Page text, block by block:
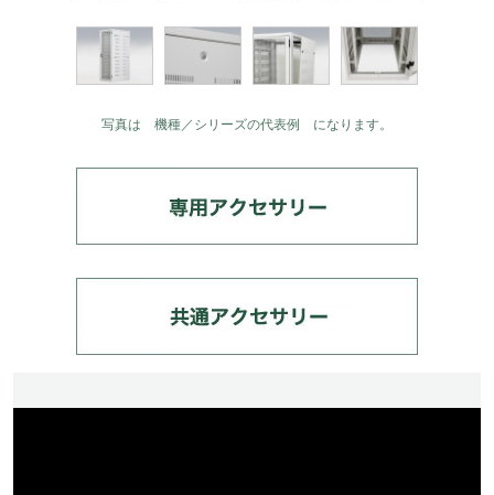
写真は 機種／シリーズの代表例 になります。